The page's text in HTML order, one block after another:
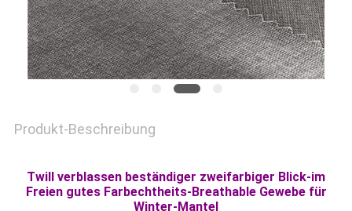
Produkt-Beschreibung
Twill verblassen beständiger zweifarbiger Blick-im
Freien gutes Farbechtheits-Breathable Gewebe für
Winter-Mantel